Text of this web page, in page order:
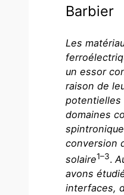
Barbier
Les
un essor
raison de
potentielles
domaines
conversion
solaire1–3.
avons
interfaces,